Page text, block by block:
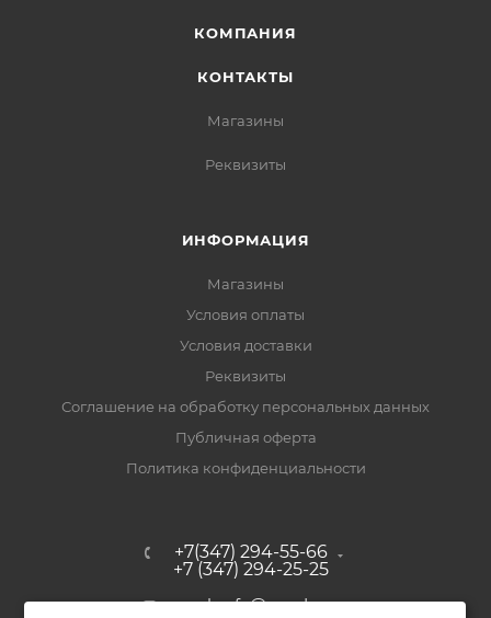
КОМПАНИЯ
КОНТАКТЫ
Магазины
Реквизиты
ИНФОРМАЦИЯ
Магазины
Условия оплаты
Условия доставки
Реквизиты
Соглашение на обработку персональных данных
Публичная оферта
Политика конфиденциальности
+7(347) 294-55-66
+7 (347) 294-25-25
upak-ufa@yandex.ru